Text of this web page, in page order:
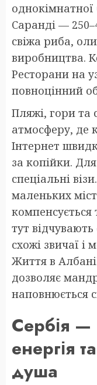
Саранді —
свіжа риба,
виробництва.
Ресторани на
повноцінний
Пляжі, гори та
атмосферу, де
Інтернет
за копійки.
спеціальні
маленьких
компенсується
тут
схожі звичаї і
Життя в
дозволяє
наповнюється
Сербія —
енергія
душа